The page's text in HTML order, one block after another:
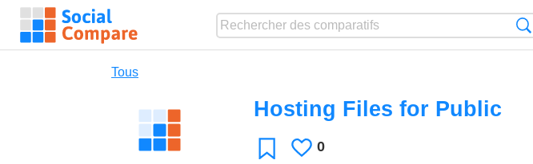
Tous
Hosting Files for Public
Favori J'aime
0